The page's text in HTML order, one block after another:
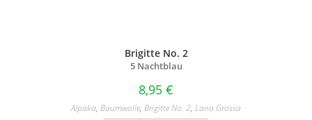
Brigitte No. 2
5 Nachtblau
8,95 €
Alpaka, Baumwolle, Brigitte No. 2, Lana Grossa